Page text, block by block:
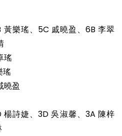
樂瑤、5C 戚曉盈、6B 李翠
瑤
瑤
曉盈
詩婕、3D 吳淑馨、3A 陳梓